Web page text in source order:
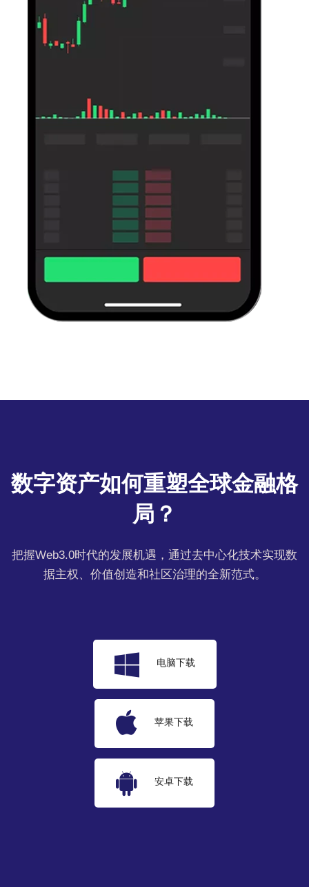
数字资产如何重塑全球金融格
局？
把握Web3.0时代的发展机遇，通过去中心化技术实现数
据主权、价值创造和社区治理的全新范式。
电脑下载
苹果下载
安卓下载